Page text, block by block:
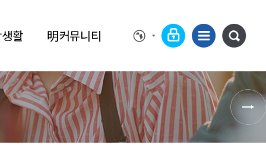
활 明커뮤니티